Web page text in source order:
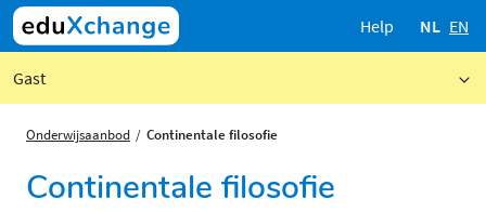
Help NL EN
Gast
Onderwijsaanbod Continentale filosofie
Continentale filosofie